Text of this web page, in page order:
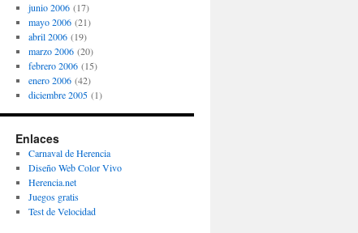
junio 2006(17)
mayo 2006(21)
abril 2006(19)
marzo 2006(20)
febrero 2006(15)
enero 2006(42)
diciembre 2005(1)
Enlaces
Carnaval de Herencia
Diseño Web Color Vivo
Herencia.net
Juegos gratis
Test de Velocidad